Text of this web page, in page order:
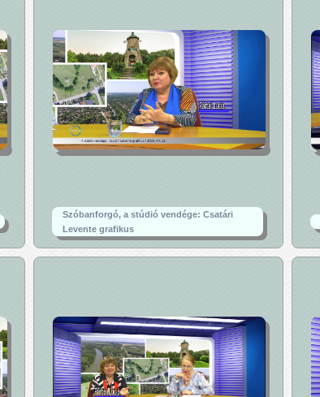
Szóbanforgó, a stúdió vendége: Csatári
Levente grafikus